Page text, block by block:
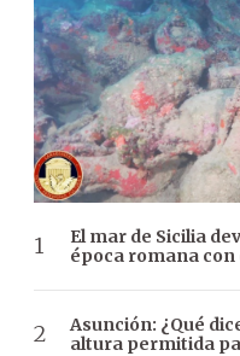
El mar de Sicilia
época romana
Asunción: ¿Qué
altura permitida